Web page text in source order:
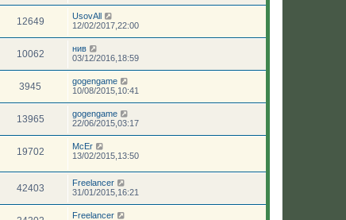
12649
UsovAll
12/02/2017,22:00
10062
нив
03/12/2016,18:59
3945
gogengame
10/08/2015,10:41
13965
gogengame
22/06/2015,03:17
19702
McEr
13/02/2015,13:50
42403
Freelancer
31/01/2015,16:21
Freelancer